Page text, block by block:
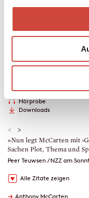
erschienen am 26. April 2023
* unverb. Preisempfehlung
Leseprobe
Hörprobe
Downloads
< >
»Nun legt McCarten mit
Sachen Plot, Thema und
Peer Teuwsen / NZZ am
Alle Zitate zeigen
→ Anthony McCarten